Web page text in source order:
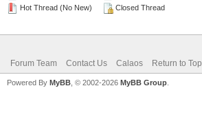
Hot Thread (No New)
Closed Thread
Forum Team Contact Us Calaos Return to Top
Powered By MyBB , © 2002-2026 MyBB Group